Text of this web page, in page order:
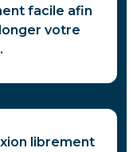
facile afin
votre
librement